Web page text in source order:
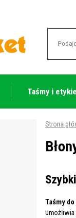
Taśmy i
Strona
Taśmy
umożliwia